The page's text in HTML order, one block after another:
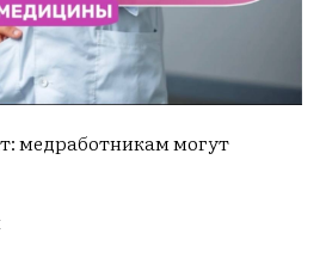
медработникам могут